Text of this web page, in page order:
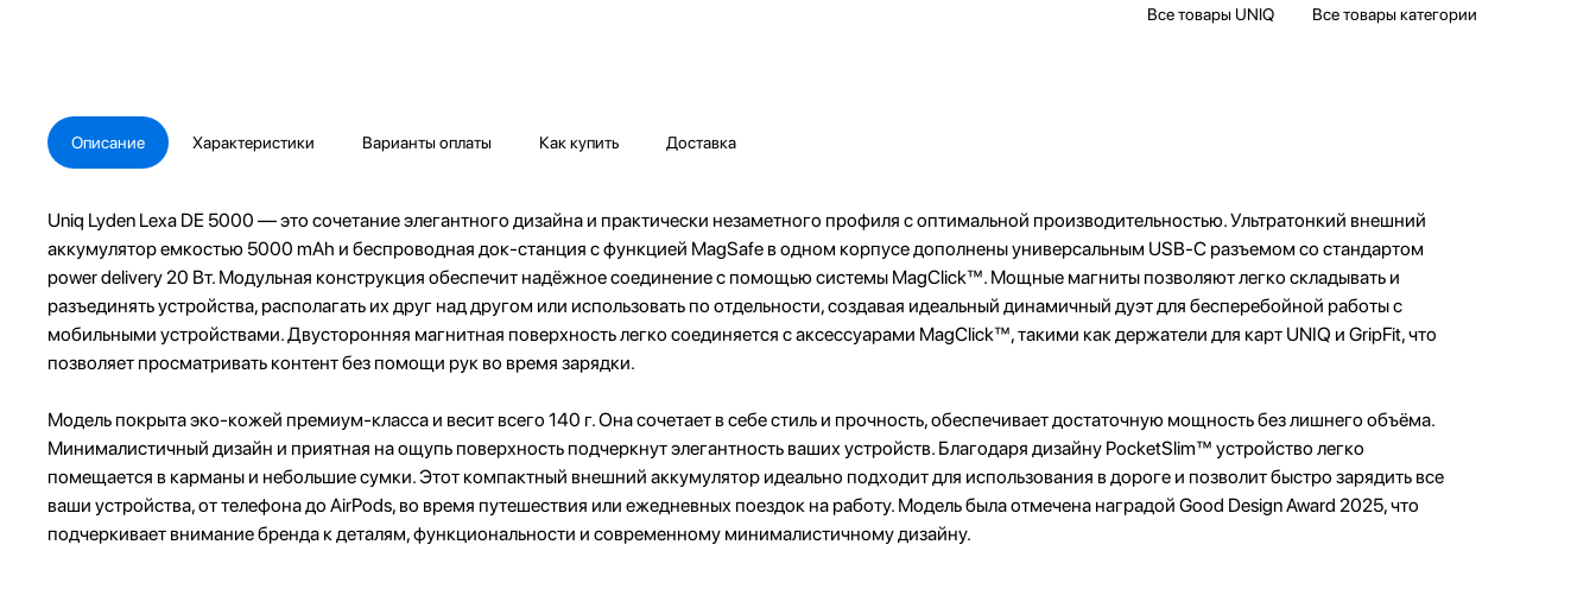
Все товары UNIQ Все товары категории
Описание Характеристики Варианты оплаты Как купить Доставка
Uniq Lyden Lexa DE 5000 — это сочетание элегантного дизайна и практически незаметного профиля с оптимальной производительностью. Ультратонкий внешний
аккумулятор емкостью 5000 mAh и беспроводная док-станция с функцией MagSafe в одном корпусе дополнены универсальным USB-C разъемом со стандартом
power delivery 20 Вт. Модульная конструкция обеспечит надёжное соединение с помощью системы MagClick™. Мощные магниты позволяют легко складывать и
разъединять устройства, располагать их друг над другом или использовать по отдельности, создавая идеальный динамичный дуэт для бесперебойной работы с
мобильными устройствами. Двусторонняя магнитная поверхность легко соединяется с аксессуарами MagClick™, такими как держатели для карт UNIQ и GripFit, что
позволяет просматривать контент без помощи рук во время зарядки.
Модель покрыта эко-кожей премиум-класса и весит всего 140 г. Она сочетает в себе стиль и прочность, обеспечивает достаточную мощность без лишнего объёма.
Минималистичный дизайн и приятная на ощупь поверхность подчеркнут элегантность ваших устройств. Благодаря дизайну PocketSlim™ устройство легко
помещается в карманы и небольшие сумки. Этот компактный внешний аккумулятор идеально подходит для использования в дороге и позволит быстро зарядить все
ваши устройства, от телефона до AirPods, во время путешествия или ежедневных поездок на работу. Модель была отмечена наградой Good Design Award 2025, что
подчеркивает внимание бренда к деталям, функциональности и современному минималистичному дизайну.